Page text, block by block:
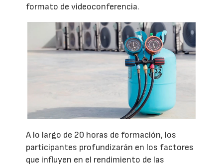
formato de videoconferencia.
A lo largo de 20 horas de formación, los
participantes profundizarán en los factores
que influyen en el rendimiento de las